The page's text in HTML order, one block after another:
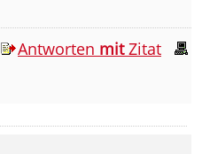
Antworten mitZitat